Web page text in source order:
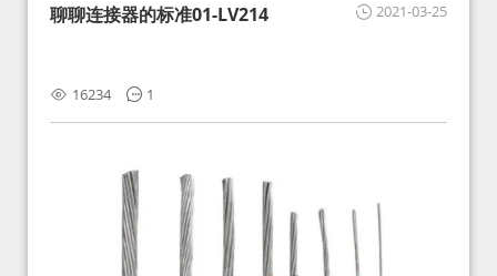
2021-03-25
聊聊连接器的标准01-LV214
16234 1